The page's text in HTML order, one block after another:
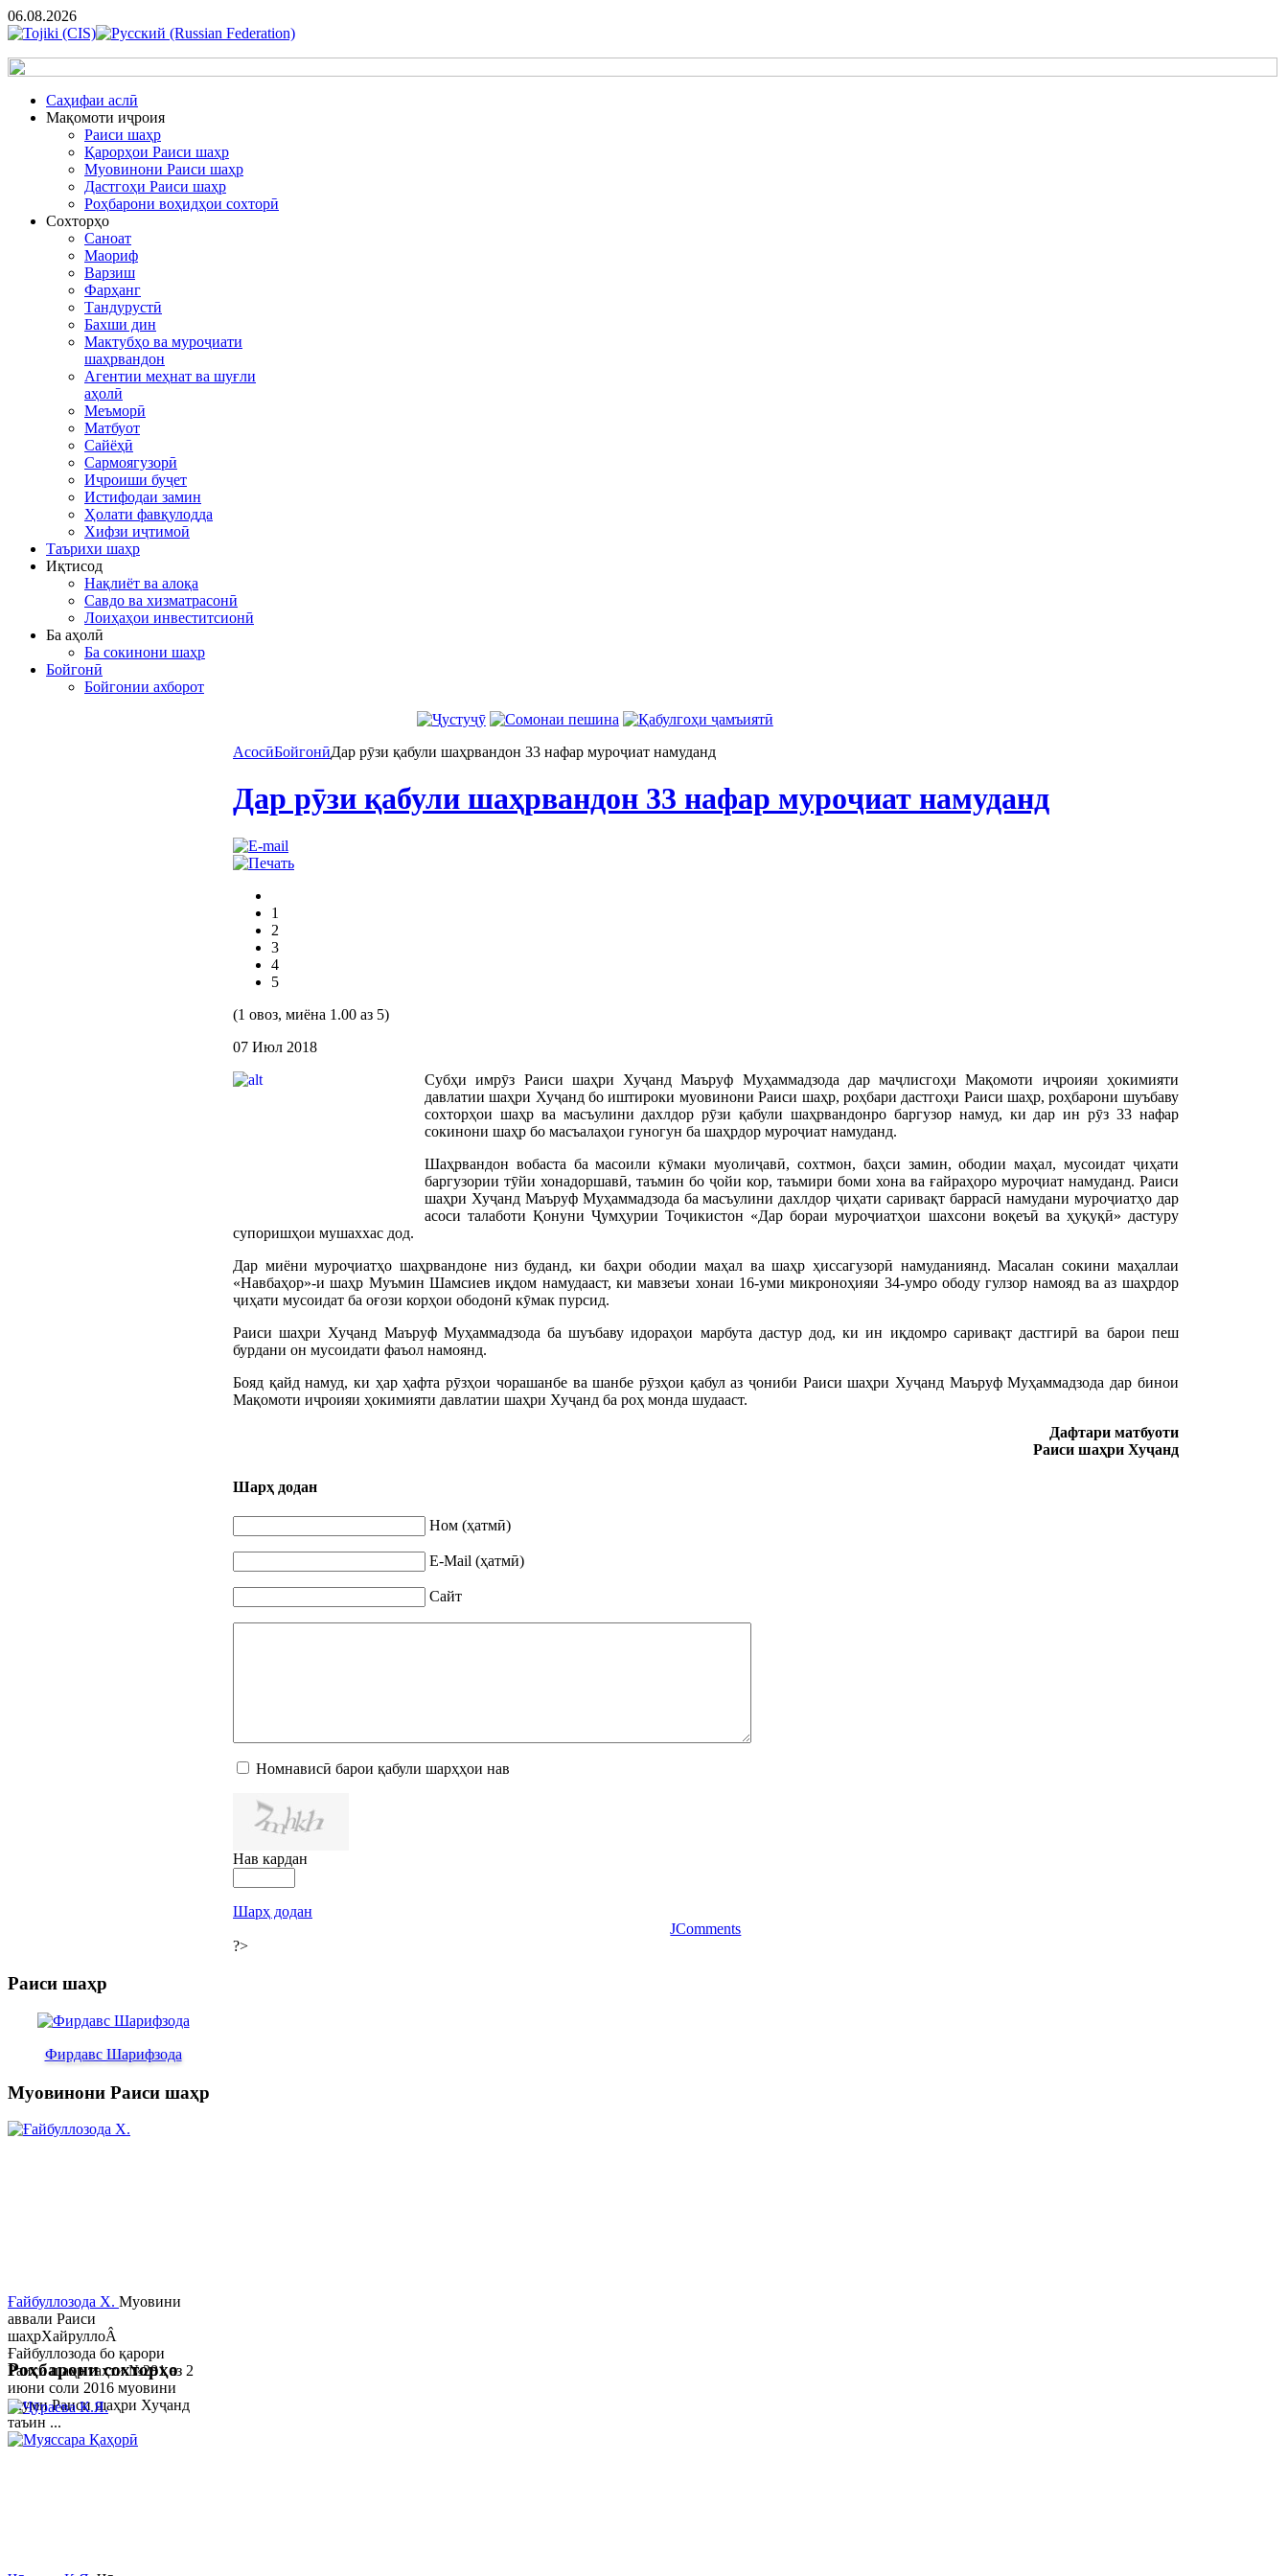
06.08.2026
Cаҳифаи аслӣ
Мақомоти иҷроия
Раиси шаҳр
Қарорҳои Раиси шаҳр
Муовинони Раиси шаҳр
Дастгоҳи Раиси шаҳр
Роҳбарони воҳидҳои сохторӣ
Сохторҳо
Саноат
Маориф
Варзиш
Фарҳанг
Тандурустӣ
Бахши дин
Мактубҳо ва муроҷиати
шаҳрвандон
Агентии меҳнат ва шуғли
аҳолӣ
Меъморӣ
Матбуот
Сайёҳӣ
Сармоягузорӣ
Иҷроиши буҷет
Истифодаи замин
Ҳолати фавқулодда
Хифзи иҷтимоӣ
Таърихи шаҳр
Иқтисод
Нақлиёт ва алоқа
Савдо ва хизматрасонӣ
Лоиҳаҳои инвеститсионӣ
Ба аҳолӣ
Ба сокинони шаҳр
Бойгонӣ
Бойгонии ахборот
АсосӣБойгонӣДар рӯзи қабули шаҳрвандон 33 нафар муроҷиат намуданд
Дар рӯзи қабули шаҳрвандон 33 нафар муроҷиат намуданд
1
2
3
4
5
(1 овоз, миёна 1.00 аз 5)
07 Июл 2018
Субҳи имрӯз Раиси шаҳри Хуҷанд Маъруф Муҳаммадзода дар маҷлисгоҳи Мақомоти иҷроияи ҳокимияти
давлатии шаҳри Хуҷанд бо иштироки муовинони Раиси шаҳр, роҳбари дастгоҳи Раиси шаҳр, роҳбарони шуъбаву
сохторҳои шаҳр ва масъулини дахлдор рӯзи қабули шаҳрвандонро баргузор намуд, ки дар ин рӯз 33 нафар
сокинони шаҳр бо масъалаҳои гуногун ба шаҳрдор муроҷиат намуданд.
Шаҳрвандон вобаста ба масоили кӯмаки муолиҷавӣ, сохтмон, баҳси замин, ободии маҳал, мусоидат ҷиҳати
баргузории тӯйи хонадоршавӣ, таъмин бо ҷойи кор, таъмири боми хона ва ғайраҳоро муроҷиат намуданд. Раиси
шаҳри Хуҷанд Маъруф Муҳаммадзода ба масъулини дахлдор ҷиҳати саривақт баррасӣ намудани муроҷиатҳо дар
асоси талаботи Қонуни Ҷумҳурии Тоҷикистон «Дар бораи муроҷиатҳои шахсони воқеъӣ ва ҳуқуқӣ» дастуру
супоришҳои мушаххас дод.
Дар миёни муроҷиатҳо шаҳрвандоне низ буданд, ки баҳри ободии маҳал ва шаҳр ҳиссагузорӣ намуданиянд. Масалан сокини маҳаллаи
«Навбаҳор»-и шаҳр Муъмин Шамсиев иқдом намудааст, ки мавзеъи хонаи 16-уми микроноҳияи 34-умро ободу гулзор намояд ва аз шаҳрдор
ҷиҳати мусоидат ба оғози корҳои ободонӣ кӯмак пурсид.
Раиси шаҳри Хуҷанд Маъруф Муҳаммадзода ба шуъбаву идораҳои марбута дастур дод, ки ин иқдомро саривақт дастгирӣ ва барои пеш
бурдани он мусоидати фаъол намоянд.
Бояд қайд намуд, ки ҳар ҳафта рӯзҳои чорашанбе ва шанбе рӯзҳои қабул аз ҷониби Раиси шаҳри Хуҷанд Маъруф Муҳаммадзода дар бинои
Мақомоти иҷроияи ҳокимияти давлатии шаҳри Хуҷанд ба роҳ монда шудааст.
Дафтари матбуоти
Раиси шаҳри Хуҷанд
Шарҳ додан
Ном (ҳатмӣ)
E-Mail (ҳатмӣ)
Сайт
Номнависӣ барои қабули шарҳҳои нав
Нав кардан
Шарҳ додан
JComments
?>
Раиси шаҳр
Фирдавс Шарифзода
Муовинони Раиси шаҳр
Ғайбуллозода Х. Муовини
аввали Раиси
шаҳрХайруллоÂ
Ғайбуллозода бо қарори
Раиси шаҳр таҳти №281 аз 2
июни соли 2016 муовини
якуми Раиси шаҳри Хуҷанд
таъин ...
Роҳбарони сохторҳо